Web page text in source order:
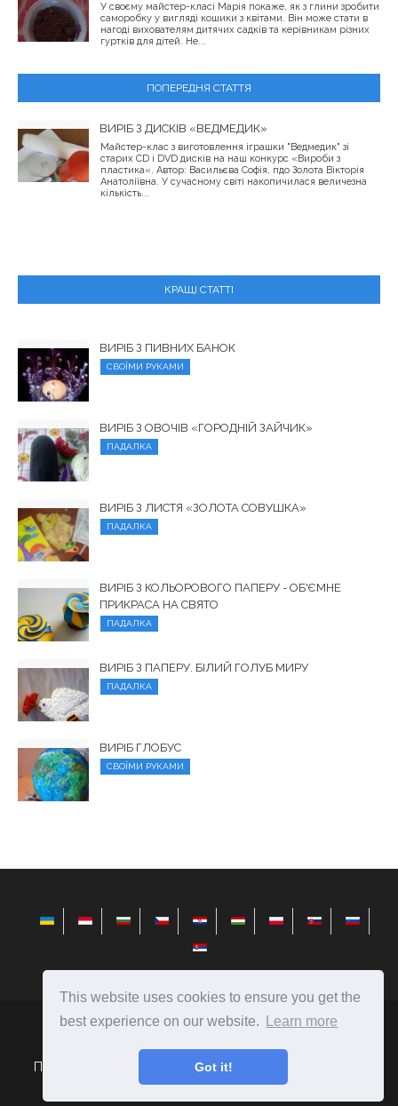
This website uses cookies to ensure you get the
best experience on our website.
Learn more
Got it!
У своєму майстер-класі Марія покаже, як з глини зробити
саморобку у вигляді кошики з квітами. Він може стати в
нагоді вихователям дитячих садків та керівникам різних
гуртків для дітей. Не...
ПОПЕРЕДНЯ СТАТТЯ
ВИРІБ З ДИСКІВ «ВЕДМЕДИК»
Майстер-клас з виготовлення іграшки "Ведмедик" зі
старих CD і DVD дисків на наш конкурс «Вироби з
пластика«. Автор: Васильєва Софія, пдо Золота Вікторія
Анатоліївна. У сучасному світі накопичилася величезна
кількість...
КРАЩІ СТАТТІ
ВИРІБ З ПИВНИХ БАНОК
СВОЇМИ РУКАМИ
ВИРІБ З ОВОЧІВ «ГОРОДНІЙ ЗАЙЧИК»
ПАДАЛКА
ВИРІБ З ЛИСТЯ «ЗОЛОТА СОВУШКА»
ПАДАЛКА
ВИРІБ З КОЛЬОРОВОГО ПАПЕРУ - ОБ'ЄМНЕ
ПРИКРАСА НА СВЯТО
ПАДАЛКА
ВИРІБ З ПАПЕРУ. БІЛИЙ ГОЛУБ МИРУ
ПАДАЛКА
ВИРІБ ГЛОБУС
СВОЇМИ РУКАМИ
2026
Поради щодо вибору подарунків і створення їх своїми
руками.